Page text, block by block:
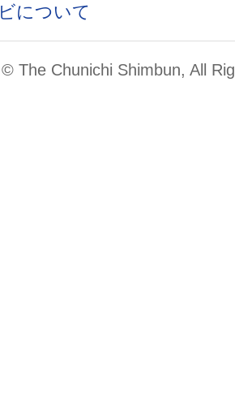
について
The Chunichi Shimbun, All